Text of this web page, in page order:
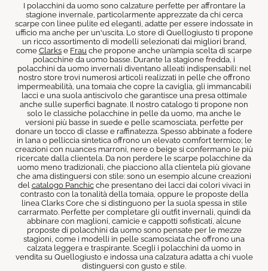
I polacchini da uomo sono calzature perfette per affrontare la
stagione invernale, particolarmente apprezzate da chi cerca
scarpe con linee pulite ed eleganti, adatte per essere indossate in
ufficio ma anche per un'uscita. Lo store di Quellogiusto ti propone
un ricco assortimento di modelli selezionati dai migliori brand,
come Clarks e Frau che propone anche un’ampia scelta di scarpe
polacchine da uomo basse. Durante la stagione fredda, i
polacchini da uomo invernali diventano alleati indispensabili: nel
nostro store trovi numerosi articoli realizzati in pelle che offrono
impermeabilità, una tomaia che copre la caviglia, gli immancabili
lacci e una suola antiscivolo che garantisce una presa ottimale
anche sulle superfici bagnate. Il nostro catalogo ti propone non
solo le classiche polacchine in pelle da uomo, ma anche le
versioni più basse in suede e pelle scamosciata, perfette per
donare un tocco di classe e raffinatezza. Spesso abbinate a fodere
in lana o pelliccia sintetica offrono un elevato comfort termico; le
creazioni con nuances marroni, nere o beige si confermano le più
ricercate dalla clientela. Da non perdere le scarpe polacchine da
uomo meno tradizionali, che piacciono alla clientela più giovane
che ama distinguersi con stile: sono un esempio alcune creazioni
del catalogo Panchicche presentano dei lacci dai colori vivaci in
contrasto con la tonalità della tomaia, oppure le proposte della
linea Clarks Core che si distinguono per la suola spessa in stile
carrarmato. Perfette per completare gli outfit invernali, quindi da
abbinare con maglioni, camicie e cappotti sofisticati, alcune
proposte di polacchini da uomo sono pensate per le mezze
stagioni, come i modelli in pelle scamosciata che offrono una
calzata leggera e traspirante. Scegli i polacchini da uomo in
vendita su Quellogiusto e indossa una calzatura adatta a chi vuole
distinguersi con gusto e stile.